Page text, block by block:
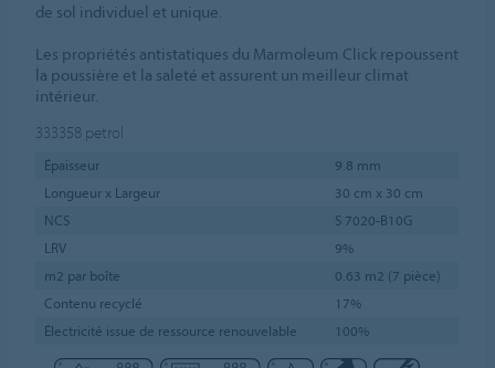
de sol individuel et unique.
Les propriétés antistatiques du Marmoleum Click repoussent
la poussière et la saleté et assurent un meilleur climat
intérieur.
333358 petrol
Épaisseur
9.8 mm
Longueur x Largeur
30 cm x 30 cm
NCS
S 7020-B10G
LRV
9%
m2 par boîte
0.63 m2 (7 pièce)
Contenu recyclé
17%
Électricité issue de ressource renouvelable
100%